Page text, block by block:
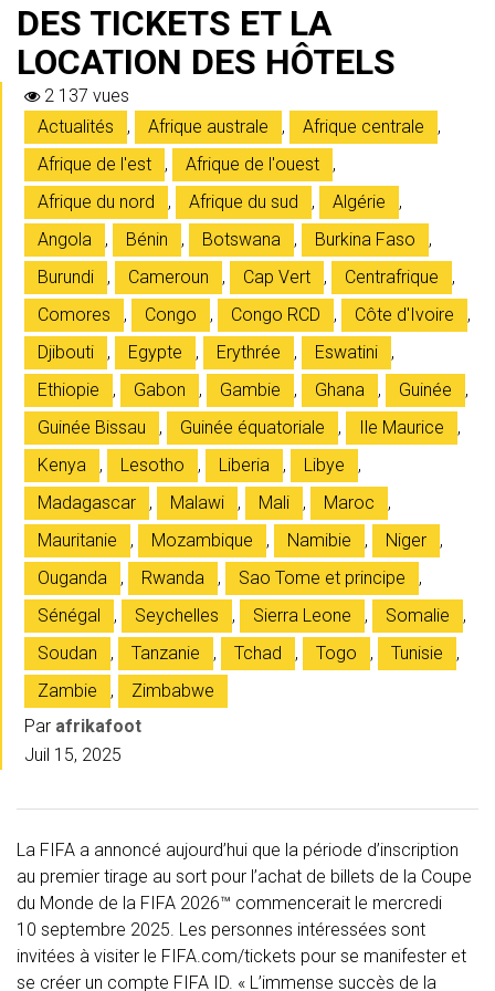
DES TICKETS ET LA
LOCATION DES HÔTELS
2 137 vues
Actualités
, Afrique australe , Afrique centrale
,
Afrique de l'est
, Afrique de l'ouest
,
Afrique du nord
, Afrique du sud , Algérie
,
Angola
, Bénin , Botswana , Burkina Faso
,
Burundi
, Cameroun , Cap Vert , Centrafrique
,
Comores
, Congo , Congo RCD , Côte d'Ivoire
,
Djibouti
, Egypte , Erythrée , Eswatini
,
Ethiopie
, Gabon , Gambie , Ghana , Guinée
,
Guinée Bissau
, Guinée équatoriale , Ile Maurice
,
Kenya
, Lesotho , Liberia , Libye
,
Madagascar
, Malawi , Mali , Maroc
,
Mauritanie
, Mozambique , Namibie , Niger
,
Ouganda
, Rwanda , Sao Tome et principe
,
Sénégal
, Seychelles , Sierra Leone , Somalie
,
Soudan
, Tanzanie , Tchad , Togo , Tunisie
,
Zambie
,
Zimbabwe
Par afrikafoot
Juil 15, 2025
La FIFA a annoncé aujourd’hui que la période d’inscription
au premier tirage au sort pour l’achat de billets de la Coupe
du Monde de la FIFA 2026™ commencerait le mercredi
10 septembre 2025. Les personnes intéressées sont
invitées à visiter le FIFA.com/tickets pour se manifester et
se créer un compte FIFA ID. « L’immense succès de la